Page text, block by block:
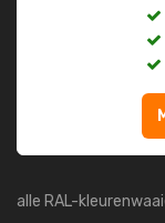
alle RAL-